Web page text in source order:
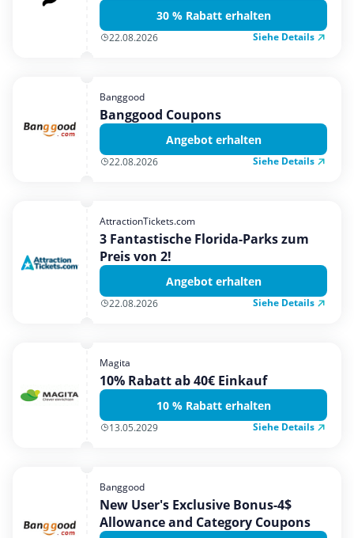
30 % Rabatt erhalten
22.08.2026 Siehe Details
Banggood
Banggood Coupons
Angebot erhalten
22.08.2026 Siehe Details
AttractionTickets.com
3 Fantastische Florida-Parks zum
Preis von 2!
Angebot erhalten
22.08.2026 Siehe Details
Magita
10% Rabatt ab 40€ Einkauf
10 % Rabatt erhalten
13.05.2029 Siehe Details
Banggood
New User's Exclusive Bonus-4$
Allowance and Category Coupons